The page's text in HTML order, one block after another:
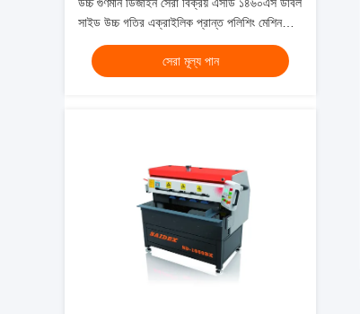
সাইড উচ্চ গতির এক্রাইলিক প্রান্ত পলিশিং মেশিন
সরবরাহকারী
সেরা মূল্য পান